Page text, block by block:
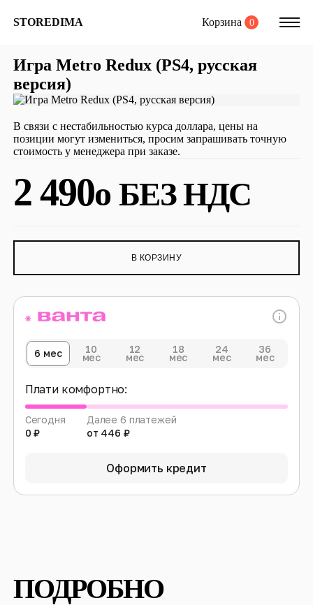
STOREDIMA Корзина 0
Игра Metro Redux (PS4, русская
версия)
В связи с нестабильностью курса доллара, цены на
позиции могут измениться, просим запрашивать точную
стоимость у менеджера при заказе.
2 490o БЕЗ НДС
В КОРЗИНУ
6 мес 10
мес
12
мес
18
мес
24
мес
36
мес
Плати комфортно:
Сегодня
0 ₽
Далее 6 платежей
от 446 ₽
Оформить кредит
ПОДРОБНО